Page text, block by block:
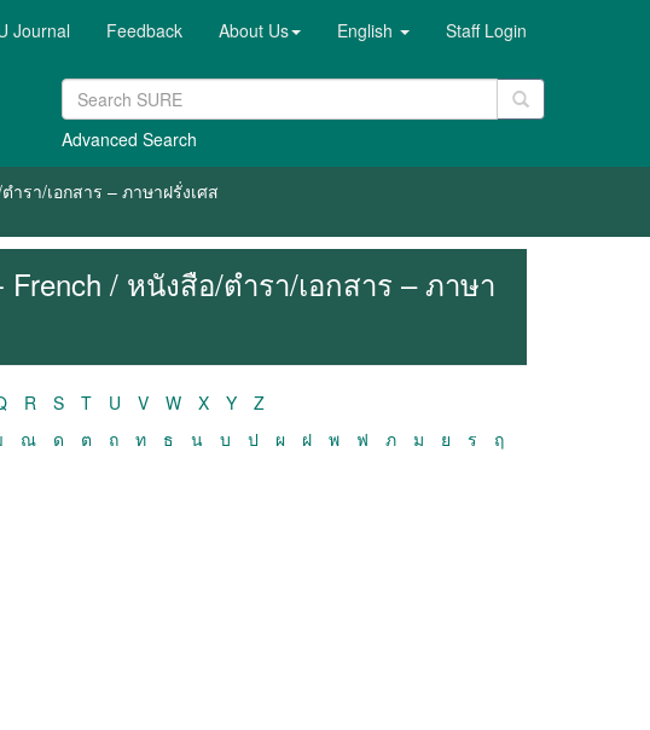
Journal Feedback About Us English Staff Login
Advanced Search
ำรา/เอกสาร – ภาษาฝรั่งเศส
French / หนังสือ/ตำรา/เอกสาร – ภาษา
R S T U V W X Y
Z
ณ ด ต ถ ท ธ น บ ป ผ ฝ พ ฟ ภ ม ย ร
ฤ